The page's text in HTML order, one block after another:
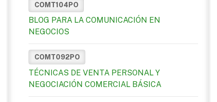
COMT104PO
BLOG PARA LA COMUNICACIÓN EN
NEGOCIOS
COMT092PO
TÉCNICAS DE VENTA PERSONAL Y
NEGOCIACIÓN COMERCIAL BÁSICA